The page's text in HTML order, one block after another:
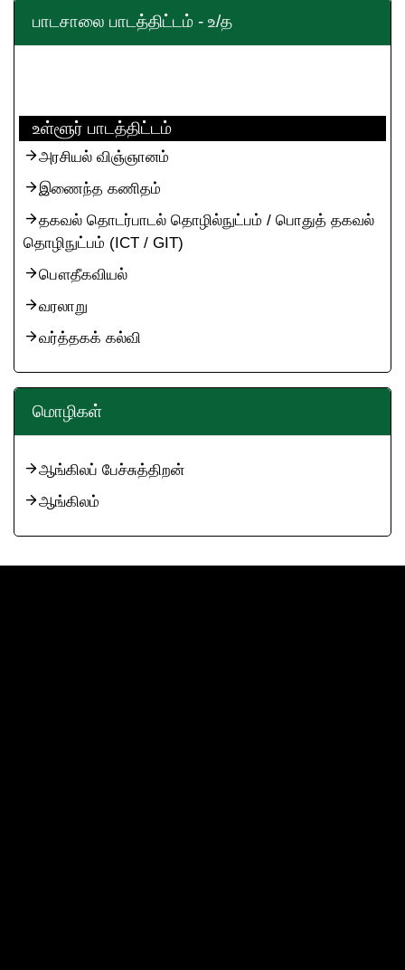
பாடசாலை பாடத்திட்டம் - உ/த
உள்ளூர் பாடத்திட்டம்
அரசியல் விஞ்ஞானம்
இணைந்த கணிதம்
தகவல் தொடர்பாடல் தொழில்நுட்பம் / பொதுத் தகவல்
தொழிநுட்பம் (ICT / GIT)
பௌதீகவியல்
வரலாறு
வர்த்தகக் கல்வி
மொழிகள்
ஆங்கிலப் பேச்சுத்திறன்
ஆங்கிலம்